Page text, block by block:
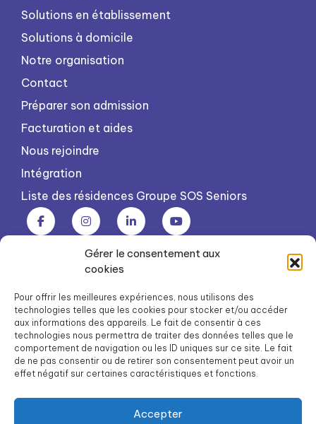
Gérer le consentement aux
cookies
Pour offrir les meilleures expériences, nous utilisons des
technologies telles que les cookies pour stocker et/ou accéder
aux informations des appareils. Le fait de consentir à ces
technologies nous permettra de traiter des données telles que le
comportement de navigation ou les ID uniques sur ce site. Le fait
de ne pas consentir ou de retirer son consentement peut avoir un
effet négatif sur certaines caractéristiques et fonctions.
Accepter
Solutions en établissement
Solutions à domicile
Notre organisation
Contact
Préparer son admission
Facturation et aides
Nous rejoindre
Intégration
Liste des résidences Groupe SOS Seniors
Groupe SOS Seniors est une association du Groupe SOS
dg.seniors@groupe-sos.org
ARPAVIE est une association du Groupe SOS